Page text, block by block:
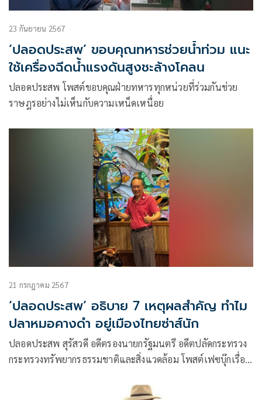
23 กันยายน 2567
‘ปลอดประสพ’ ขอบคุณทหารช่วยน้ำท่วม แนะ
ใช้เครื่องฉีดน้ำแรงดันสูงชะล้างโคลน
ปลอดประสพ โพสต์ขอบคุณฝ่ายทหารทุกหน่วยที่ร่วมกันช่วย
ราษฎรอย่างไม่เห็นกับความเหน็ดเหนื่อย
21 กรกฎาคม 2567
‘ปลอดประสพ’ อธิบาย 7 เหตุผลสำคัญ ทำไม
ปลาหมอคางดำ อยู่เมืองไทยซ่าส์นัก
ปลอดประสพ สุรัสวดี อดีตรองนายกรัฐมนตรี อดีตปลัดกระทรวง
กระทรวงทรัพยากรธรรมชาติและสิ่งแวดล้อม โพสต์เฟซบุ๊กเรื่อง